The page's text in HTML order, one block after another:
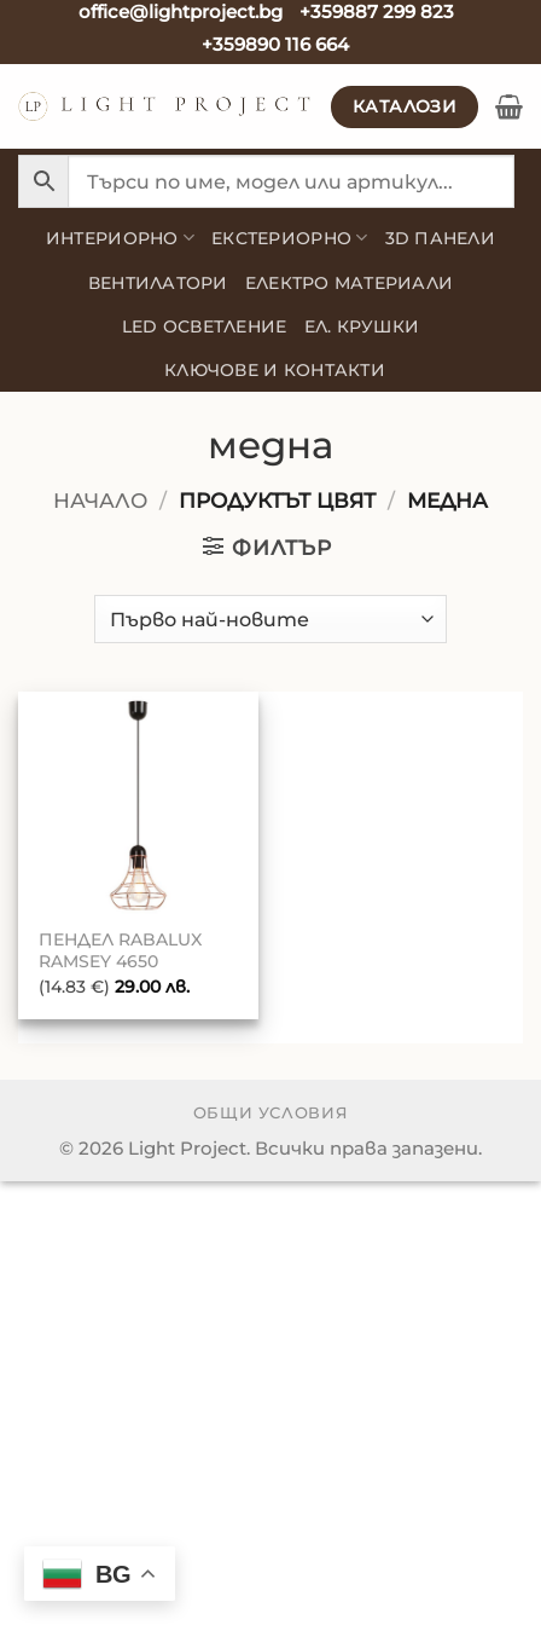
office@lightproject.bg
+359887 299 823
+359890 116 664
КАТАЛОЗИ
ИНТЕРИОРНО ЕКСТЕРИОРНО 3D ПАНЕЛИ
ВЕНТИЛАТОРИ ЕЛЕКТРО МАТЕРИАЛИ
LED ОСВЕТЛЕНИЕ ЕЛ. КРУШКИ
КЛЮЧОВЕ И КОНТАКТИ
медна
НАЧАЛО / ПРОДУКТЪТ ЦВЯТ / МЕДНА
ФИЛТЪР
ПЕНДЕЛ RABALUX
RAMSEY 4650
(14.83 €) 29.00лв.
ОБЩИ УСЛОВИЯ
© 2026 Light Project. Всички права запазени.
BG